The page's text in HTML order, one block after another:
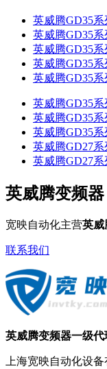
英威腾GD35
英威腾GD35
英威腾GD35
英威腾GD35
英威腾GD35
英威腾GD35
英威腾GD35
英威腾GD35
英威腾GD27
英威腾GD27
英威腾变频
宽映自动化主营英威
联系我们
英威腾变频器一级代
上海宽映自动化设